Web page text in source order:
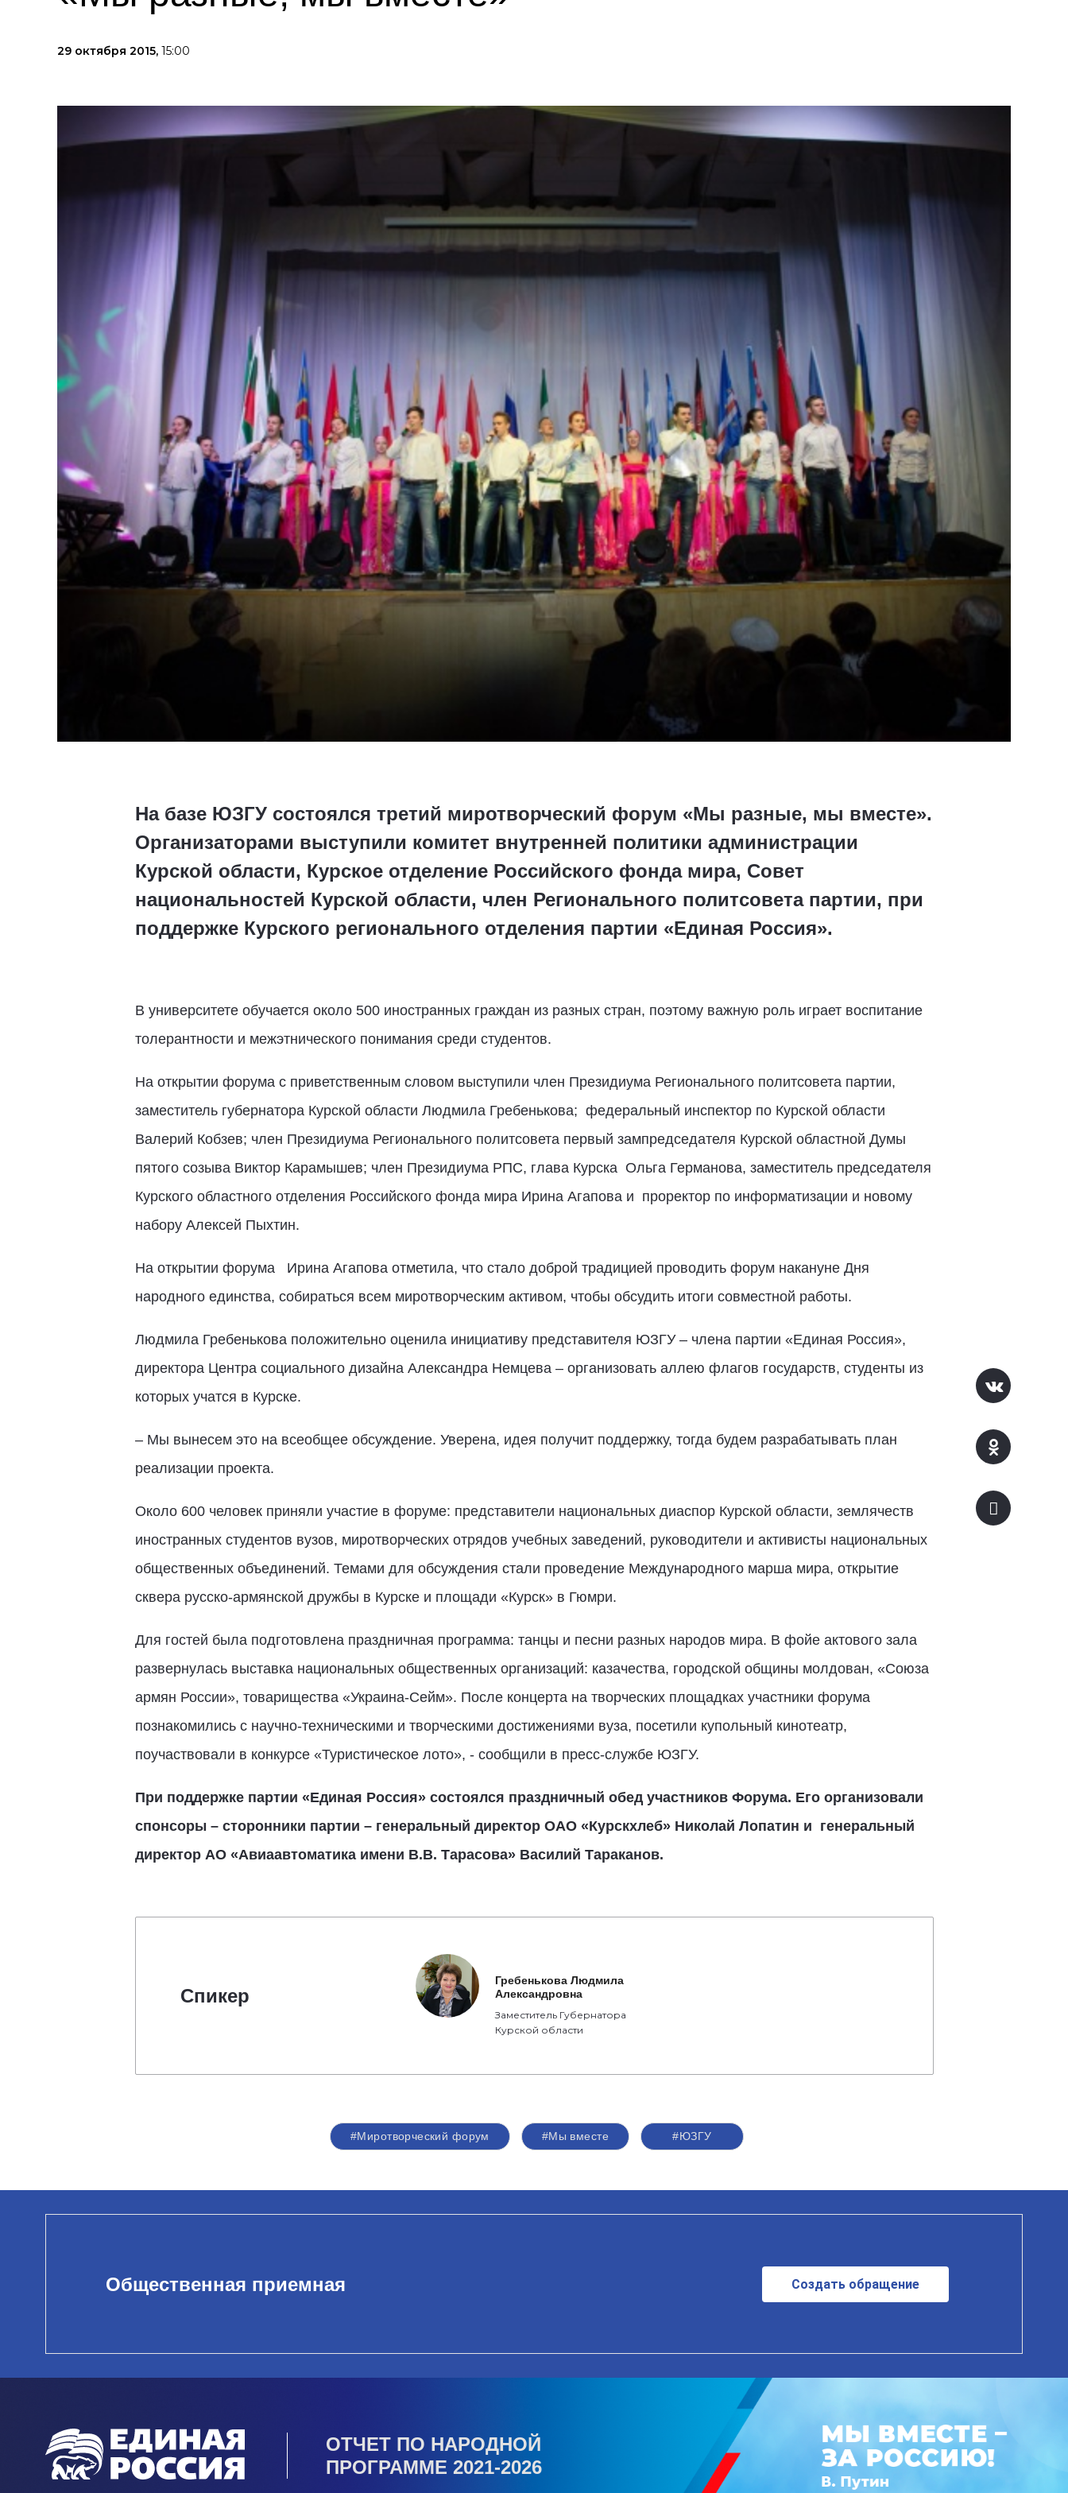
29 октября 2015, 15:00
На базе ЮЗГУ состоялся третий миротворческий форум «Мы разные, мы вместе».
Организаторами выступили комитет внутренней политики администрации
Курской области, Курское отделение Российского фонда мира, Совет
национальностей Курской области, член Регионального политсовета партии, при
поддержке Курского регионального отделения партии «Единая Россия».
В университете обучается около 500 иностранных граждан из разных стран, поэтому важную роль играет воспитание
толерантности и межэтнического понимания среди студентов.
На открытии форума с приветственным словом выступили член Президиума Регионального политсовета партии,
заместитель губернатора Курской области Людмила Гребенькова; федеральный инспектор по Курской области
Валерий Кобзев; член Президиума Регионального политсовета первый зампредседателя Курской областной Думы
пятого созыва Виктор Карамышев; член Президиума РПС, глава Курска Ольга Германова, заместитель председателя
Курского областного отделения Российского фонда мира Ирина Агапова и проректор по информатизации и новому
набору Алексей Пыхтин.
На открытии форума Ирина Агапова отметила, что стало доброй традицией проводить форум накануне Дня
народного единства, собираться всем миротворческим активом, чтобы обсудить итоги совместной работы.
Людмила Гребенькова положительно оценила инициативу представителя ЮЗГУ – члена партии «Единая Россия»,
директора Центра социального дизайна Александра Немцева – организовать аллею флагов государств, студенты из
которых учатся в Курске.
– Мы вынесем это на всеобщее обсуждение. Уверена, идея получит поддержку, тогда будем разрабатывать план
реализации проекта.
Около 600 человек приняли участие в форуме: представители национальных диаспор Курской области, землячеств
иностранных студентов вузов, миротворческих отрядов учебных заведений, руководители и активисты национальных
общественных объединений. Темами для обсуждения стали проведение Международного марша мира, открытие
сквера русско-армянской дружбы в Курске и площади «Курск» в Гюмри.
Для гостей была подготовлена праздничная программа: танцы и песни разных народов мира. В фойе актового зала
развернулась выставка национальных общественных организаций: казачества, городской общины молдован, «Союза
армян России», товарищества «Украина-Сейм». После концерта на творческих площадках участники форума
познакомились с научно-техническими и творческими достижениями вуза, посетили купольный кинотеатр,
поучаствовали в конкурсе «Туристическое лото», - сообщили в пресс-службе ЮЗГУ.
При поддержке партии «Единая Россия» состоялся праздничный обед участников Форума. Его организовали
спонсоры – сторонники партии – генеральный директор ОАО «Курскхлеб» Николай Лопатин и генеральный
директор АО «Авиаавтоматика имени В.В. Тарасова» Василий Тараканов.
Спикер
Гребенькова Людмила
Александровна
Заместитель Губернатора
Курской области
#Миротворческий форум #Мы вместе #ЮЗГУ
Общественная приемная Создать обращение
ОТЧЕТ ПО НАРОДНОЙ
ПРОГРАММЕ 2021-2026